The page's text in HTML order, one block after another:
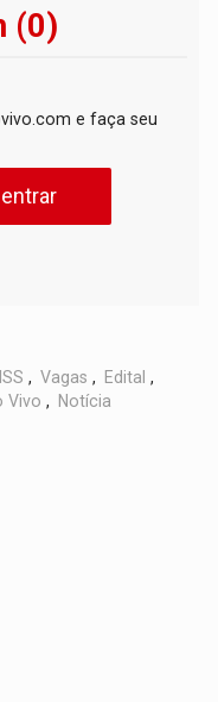
(0)
e faça seu
, Vagas , Edital ,
Vivo , Notícia